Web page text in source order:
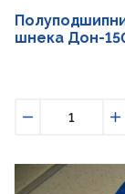
шнека Дон-